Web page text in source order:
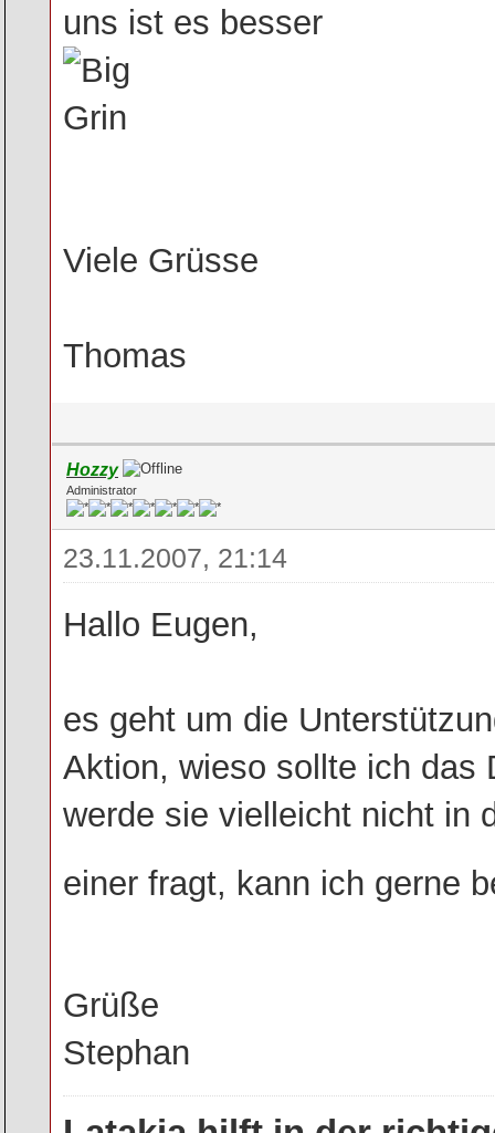
uns ist es besser
Viele Grüsse
Thomas
Hozzy
Administrator
23.11.2007, 21:14
Hallo Eugen,
es geht um die
Aktion, wieso sollte ich das
werde sie vielleicht nicht in
einer fragt, kann ich gerne
Grüße
Stephan